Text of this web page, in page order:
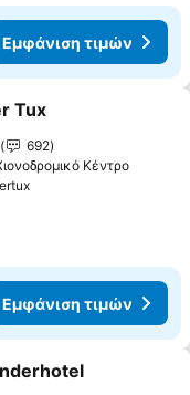
Εμφάνιση τιμών
στα αγαπημένα
Tux
692
Κέντρο
Εμφάνιση τιμών
στα αγαπημένα